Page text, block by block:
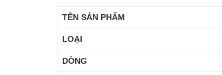
TÊN SẢN PHẨM
LOẠI
DÒNG